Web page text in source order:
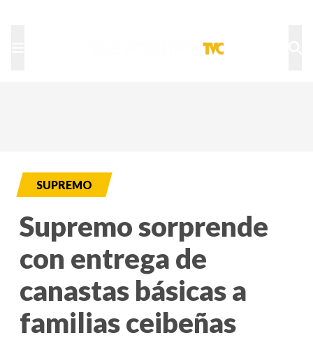
SUPREMO
Supremo sorprende
con entrega de
canastas básicas a
familias ceibeñas